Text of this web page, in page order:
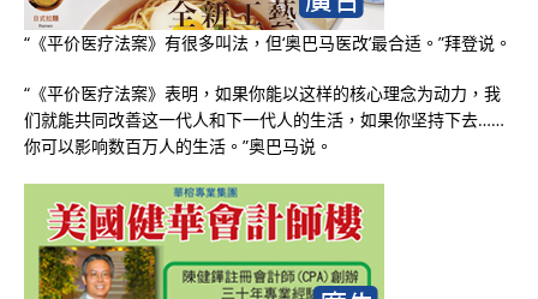
“《平价医疗法案》有很多叫法，但‘奥巴马医改’最合适。”拜登说。
“《平价医疗法案》表明，如果你能以这样的核心理念为动力，我
们就能共同改善这一代人和下一代人的生活，如果你坚持下去……
你可以影响数百万人的生活。”奥巴马说。